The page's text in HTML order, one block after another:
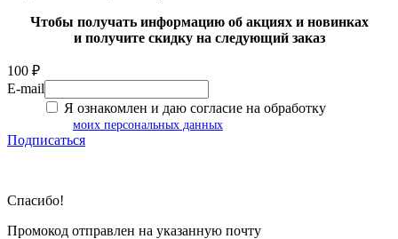
Чтобы получать информацию об акциях и новинках
и получите скидку на следующий заказ
100 ₽
E-mail
Я ознакомлен и даю согласие на обработку
моих персональных данных
Подписаться
Спасибо!
Промокод отправлен на указанную почту